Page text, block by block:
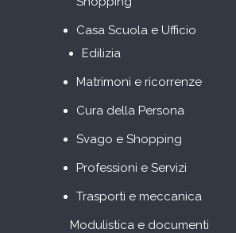
Casa Scuola e Ufficio
Edilizia
Matrimoni e ricorrenze
Cura della Persona
Svago e Shopping
Professioni e Servizi
Trasporti e meccanica
Modulistica e documenti